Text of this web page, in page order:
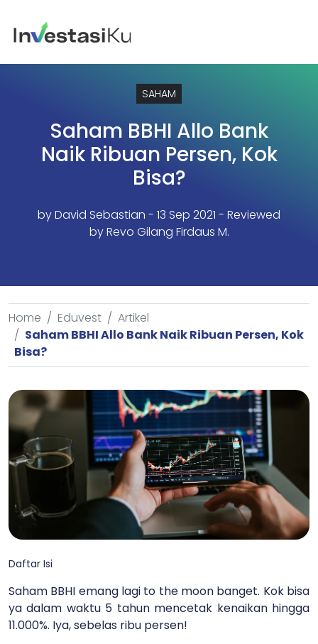
SAHAM
Saham BBHI Allo Bank
Naik Ribuan Persen, Kok
Bisa?
byDavid Sebastian - 13 Sep 2021 - Reviewed
by Revo Gilang Firdaus M.
Home Eduvest
Artikel
Saham BBHI Allo Bank Naik Ribuan Persen, Kok
Bisa?
Daftar Isi
Saham BBHI emang lagi to the moon banget. Kok bisa
ya dalam waktu 5 tahun mencetak kenaikan hingga
11.000%. Iya, sebelas ribu persen!